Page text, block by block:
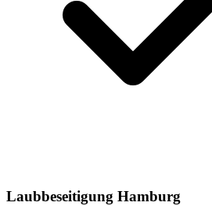
Laubbeseitigung Hamburg